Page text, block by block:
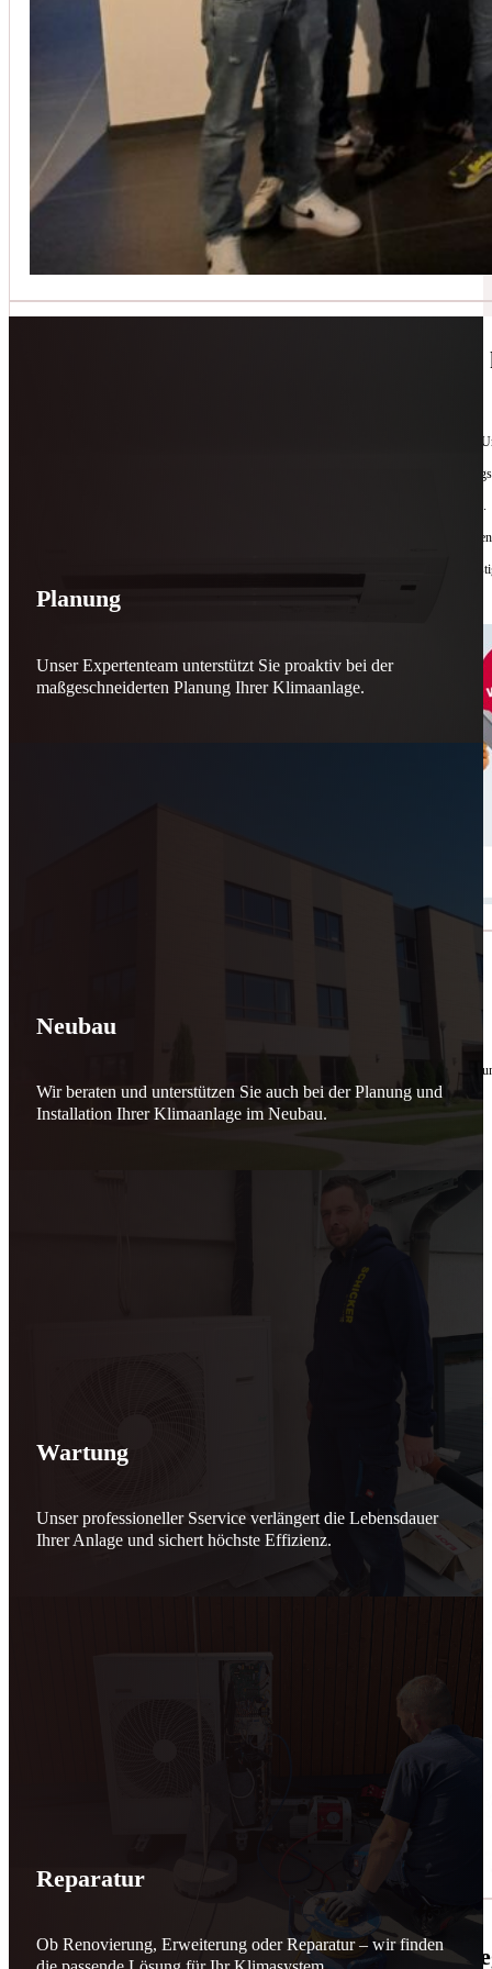
🔧 Geräte-Retter-Prämie – Weil
Manchmal braucht es nur eine zweite Chance. Für Geräte. Für Ressourcen. Für unsere
reparieren wir, was andere
Jede gerettete Maschine zählt. Jeder reparierte Motor wirkt. Jede Entscheidung macht
Reparieren statt wegwerfen. Verantwortung statt Verschwendung. Zukunft statt
Schicker. Wir bringen’s wieder zum Laufen.
10. Februar 2026
für Sicherheit, Vertrauen
Effizient arbeiten. Ressourcen schonen. Zukunft sichern.
Nicht als Pflicht, sondern aus Überzeugung.
🌬️☀️ Mehr erneuerbare Energie für
Jetzt kontaktieren
Planung
Unser Expertenteam unterstützt Sie proaktiv bei der
maßgeschneiderten Planung Ihrer Klimaanlage.
Neubau
Wir beraten und unterstützen Sie auch bei der Planung und
Installation Ihrer Klimaanlage im Neubau.
Wartung
Unser professioneller Sservice verlängert die Lebensdauer
Ihrer Anlage und sichert höchste Effizienz.
Reparatur
Ob Renovierung, Erweiterung oder Reparatur – wir finden